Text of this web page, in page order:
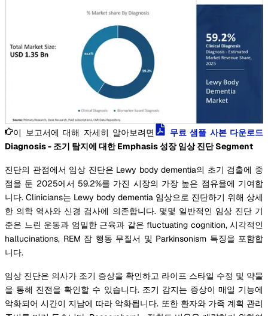
이 보고서에 대해 자세히 알아보려면
무료 샘플 사본 다운로드
Diagnosis - 조기 탐지에 대한 Emphasis 성장 임상 진단 Segment
진단의 관점에서 임상 진단은 Lewy body dementia의 초기 검출에 중
점을 둔 2025에서 59.2%를 가진 시장의 가장 높은 점유율에 기여합
니다. Clinicians는 Lewy body dementia 임상으로 진단하기 위해 상세
한 의학 역사와 신경 검사에 의존합니다. 몇몇 일반적인 임상 진단 기
준은 느린 운동과 엄밀한 근육과 같은 fluctuating cognition, 시각적인
hallucinations, REM 잠 행동 무질서 및 Parkinsonism 특징을 포함합
니다.
임상 진단은 의사가 조기 증상을 확인하고 라이프 스타일 수정 및 약물
을 통해 진전을 확인할 수 있습니다. 조기 감지는 증상이 매일 기능에
악화되어 시간이 지남에 따라 악화됩니다. 또한 환자와 가족 계획 관리